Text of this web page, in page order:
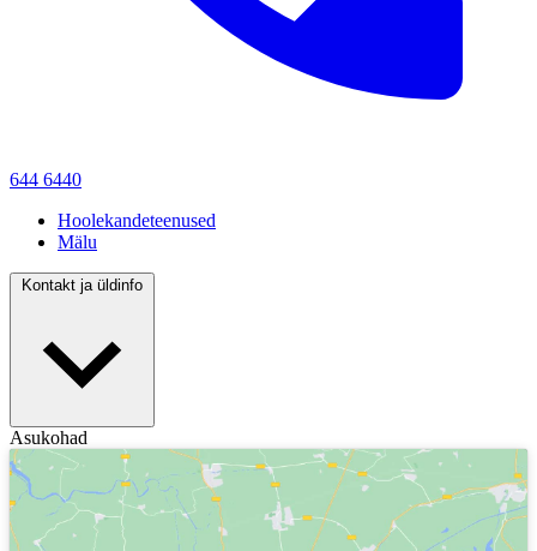
644 6440
Hoolekandeteenused
Mälu
Kontakt ja üldinfo
Asukohad